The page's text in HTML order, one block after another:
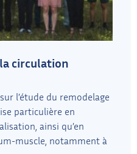
circulation
l’étude du remodelage
particulière en
ainsi qu’en
muscle, notamment à